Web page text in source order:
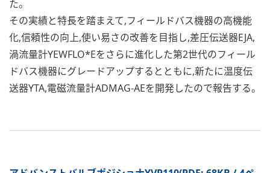
た。
その実績と特長を踏まえて,フィールドバス機器の高機能
化,信頼性の向上,使い易さの改善を目指し,差圧伝送器EJA,
渦流量計YEWFLO*Eをさらに進化した第2世代のフィール
ドバス機器にグレードアップするとともに,新たに温度伝
送器YTA,電磁流量計ADMAG-AEを開発したので報告する。